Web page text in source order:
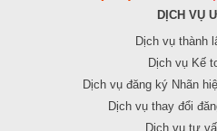
DỊCH VỤ
Dịch vụ thành
Dịch vụ Kế
Dịch vụ đăng ký Nhãn
Dịch vụ thay đổi
Dịch vụ tư